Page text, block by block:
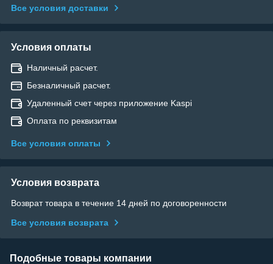
Все условия доставки
Условия оплаты
Наличный расчет.
Безналичный расчет.
Удаленный счет через приложение Kaspi
Оплата по реквизитам
Все условия оплаты
Условия возврата
Возврат товара в течение 14 дней по договоренности
Все условия возврата
Подобные товары компании